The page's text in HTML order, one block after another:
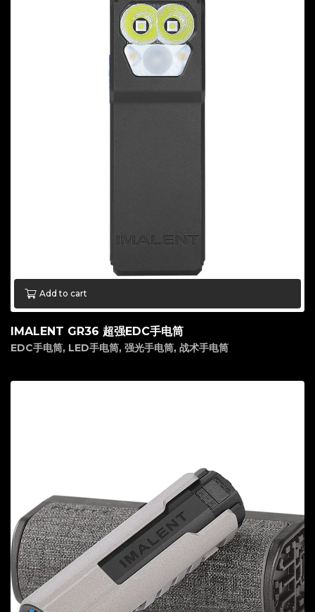
Add to cart
IMALENT GR36 超强EDC手电筒
EDC手电筒, LED手电筒, 强光手电筒, 战术手电筒